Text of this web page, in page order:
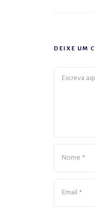
DEIXE UM